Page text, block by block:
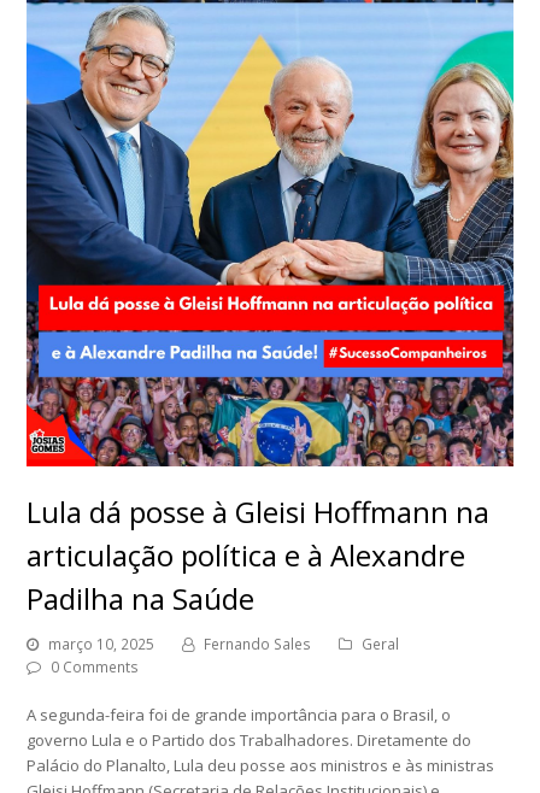
Lula dá posse à Gleisi Hoffmann na
articulação política e à Alexandre
Padilha na Saúde
março 10, 2025 Fernando Sales
Geral
0 Comments
A segunda-feira foi de grande importância para o Brasil, o
governo Lula e o Partido dos Trabalhadores. Diretamente do
Palácio do Planalto, Lula deu posse aos ministros e às ministras